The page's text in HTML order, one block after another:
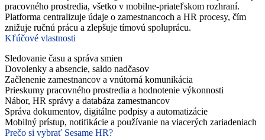
pracovného prostredia, všetko v mobilne-priateľskom rozhraní.
Platforma centralizuje údaje o zamestnancoch a HR procesy, čím
znižuje ručnú prácu a zlepšuje tímovú spoluprácu.
Kľúčové vlastnosti
Sledovanie času a správa smien
Dovolenky a absencie, saldo nadčasov
Začlenenie zamestnancov a vnútorná komunikácia
Prieskumy pracovného prostredia a hodnotenie výkonnosti
Nábor, HR správy a databáza zamestnancov
Správa dokumentov, digitálne podpisy a automatizácie
Mobilný prístup, notifikácie a používanie na viacerých zariadeniach
Prečo si vybrať Sesame HR?